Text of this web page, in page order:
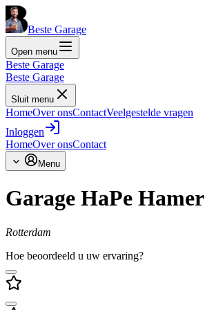
Beste Garage
Open menu
Beste Garage
Beste Garage
Sluit menu
HomeOver onsContactVeelgestelde vragen
Inloggen
HomeOver onsContact
Menu
Garage HaPe Hamer
Rotterdam
Hoe beoordeeld u uw ervaring?